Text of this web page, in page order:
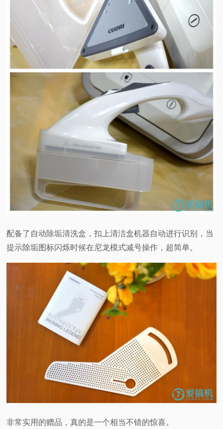
配备了自动除垢清洗盒，扣上清洁盒机器自动进行识别，当
提示除垢图标闪烁时候在尼龙模式减号操作，超简单。
非常实用的赠品，真的是一个相当不错的惊喜。